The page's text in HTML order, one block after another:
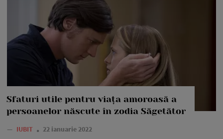
Sfaturi utile pentru viața amoroasă a
persoanelor născute în zodia Săgetător
— IUBIT 22 ianuarie 2022